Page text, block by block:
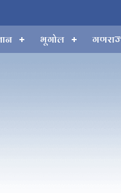
भूगोल